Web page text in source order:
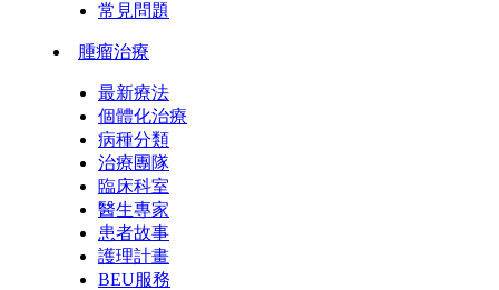
常見問題
腫瘤治療
最新療法
個體化治療
病種分類
治療團隊
臨床科室
醫生專家
患者故事
護理計畫
BEU服務